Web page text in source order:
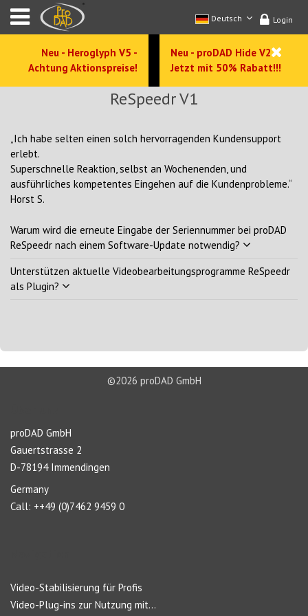
Login
Deutsch
Neu - Heroglyph V5 -
Achtung Aktionspreise!
Neu - proDAD Hide V2 -
Jetzt mit 50% Rabatt!!!
ReSpeedr V1
„Ich habe selten einen solch hervorragenden Kundensupport
erlebt.
Superschnelle Reaktion, selbst an Wochenenden, und
ausführliches kompetentes Eingehen auf die Kundenprobleme.“
Horst S.
Warum wird die erneute Eingabe der Seriennummer bei proDAD
ReSpeedr nach einem Software-Update notwendig?
Unterstützen aktuelle Videobearbeitungsprogramme ReSpeedr
als Plugin?
©2026 proDAD GmbH
proDAD GmbH
Gauertstrasse 2
D-78194 Immendingen
Germany
Call: ++49 (0)7462 9459 0
Video-Stabilisierung für Profis
Video-Plug-ins zur Nutzung mit...